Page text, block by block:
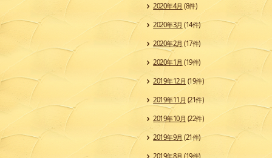
2020年4月 (8件)
2020年3月 (14件)
2020年2月 (17件)
2020年1月 (19件)
2019年12月 (19件)
2019年11月 (21件)
2019年10月 (22件)
2019年9月 (21件)
2019年8月 (19件)